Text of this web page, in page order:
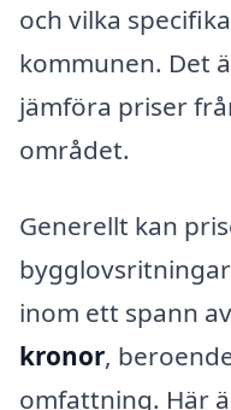
och vilka
kommunen. Det
jämföra priser
området.
Generellt kan
inom ett spann av
kronor,
omfattning. Här